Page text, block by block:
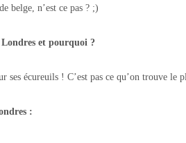
belge, n’est ce pas ? ;)
et pourquoi ?
écureuils ! C’est pas ce qu’on trouve le
: